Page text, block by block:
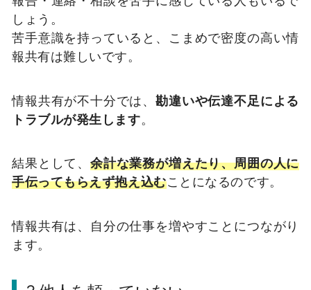
しょう。
苦手意識を持っていると、こまめで密度の高い情
報共有は難しいです。
情報共有が不十分では、勘違いや伝達不足による
トラブルが発生します。
結果として、 余計な業務が増えたり、周囲の人に
手伝ってもらえず抱え込むことになるのです。
情報共有は、自分の仕事を増やすことにつながり
ます。